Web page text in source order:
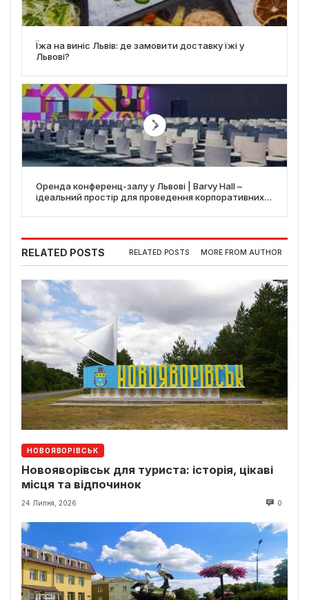
Їжа на виніс Львів: де замовити доставку їжі у
Львові?
Оренда конференц-залу у Львові | Barvy Hall –
ідеальний простір для проведення корпоративних
RELATED POSTS RELATED POSTS MORE FROM AUTHOR
НОВОЯВОРІВСЬК
Новояворівськ для туриста: історія, цікаві
місця та відпочинок
24 Липня, 2026 0